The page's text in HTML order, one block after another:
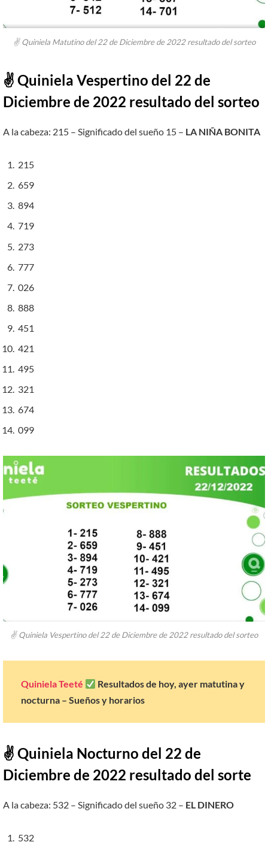
✌ Quiniela Matutino del 22 de Diciembre de 2022 resultado del sorteo
✌ Quiniela Vespertino del 22 de
Diciembre de 2022 resultado del sorteo
A la cabeza: 215 – Significado del sueño 15 – LA NIÑA BONITA
215
659
894
719
273
777
026
888
451
421
495
321
674
099
✌ Quiniela Vespertino del 22 de Diciembre de 2022 resultado del sorteo
Quiniela Teeté
Resultados de hoy, ayer matutina y
nocturna – Sueños y horarios
✌ Quiniela Nocturno del 22 de
Diciembre de 2022 resultado del sorte
A la cabeza: 532 – Significado del sueño 32 – EL DINERO
532